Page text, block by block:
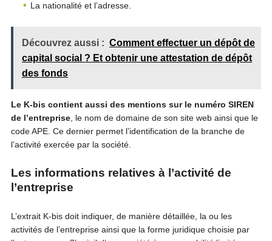
La nationalité et l’adresse.
Découvrez aussi : Comment effectuer un dépôt de
capital social ? Et obtenir une attestation de dépôt
des fonds
Le K-bis contient aussi des mentions sur le numéro SIREN
de l’entreprise, le nom de domaine de son site web ainsi que le
code APE. Ce dernier permet l’identification de la branche de
l’activité exercée par la société.
Les informations relatives à l’activité de
l’entreprise
L’extrait K-bis doit indiquer, de manière détaillée, la ou les
activités de l’entreprise ainsi que la forme juridique choisie par